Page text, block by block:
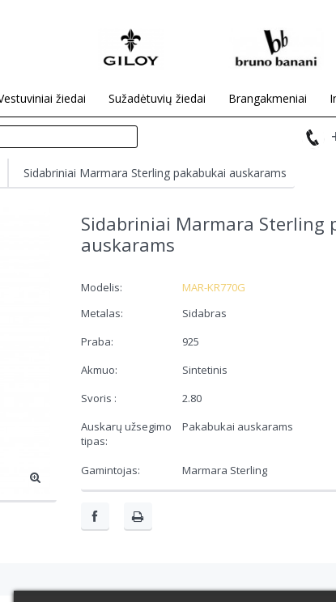
žiedai Sužadėtuvių žiedai Brangakmeniai
Sidabriniai Marmara Sterling pakabukai auskarams
Sidabriniai Marmara Sterling
auskarams
Modelis:
MAR-KR770G
Metalas:
Sidabras
Praba:
925
Akmuo:
Sintetinis
Svoris :
2.80
Auskarų užsegimo
tipas:
Pakabukai auskarams
Gamintojas: Marmara Sterling